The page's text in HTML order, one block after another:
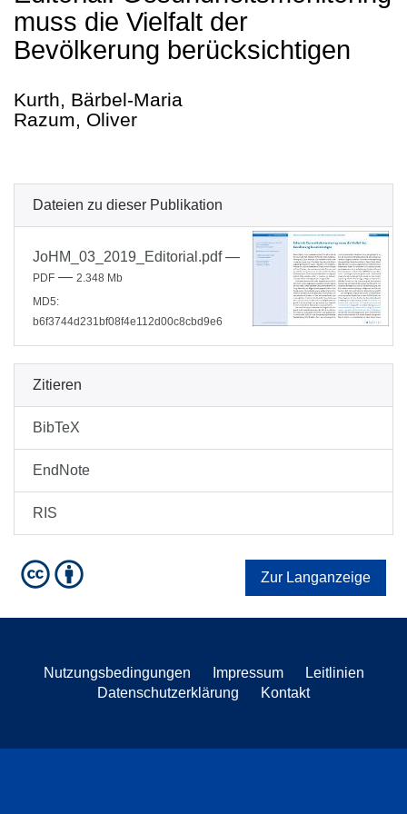
muss die Vielfalt der
Bevölkerung berücksichtigen
Kurth, Bärbel-Maria
Razum, Oliver
Dateien zu dieser Publikation
JoHM_03_2019_Editorial.pdf—
PDF — 2.348 Mb
MD5:
b6f3744d231bf08f4e112d00c8cbd9e6
Zitieren
BibTeX
EndNote
RIS
Zur Langanzeige
Nutzungsbedingungen Impressum
Leitlinien
Datenschutzerklärung
Kontakt